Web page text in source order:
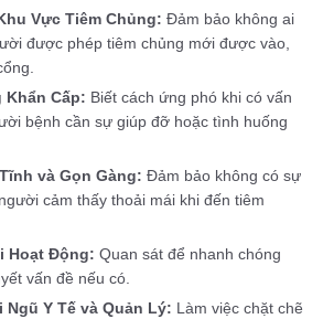
Vực Tiêm Chủng: Đảm bảo không ai
được phép tiêm chủng mới được vào,
Khẩn Cấp: Biết cách ứng phó khi có vấn
bệnh cần sự giúp đỡ hoặc tình huống
và Gọn Gàng: Đảm bảo không có sự
cảm thấy thoải mái khi đến tiêm
Hoạt Động: Quan sát để nhanh chóng
vấn đề nếu có.
Y Tế và Quản Lý: Làm việc chặt chẽ